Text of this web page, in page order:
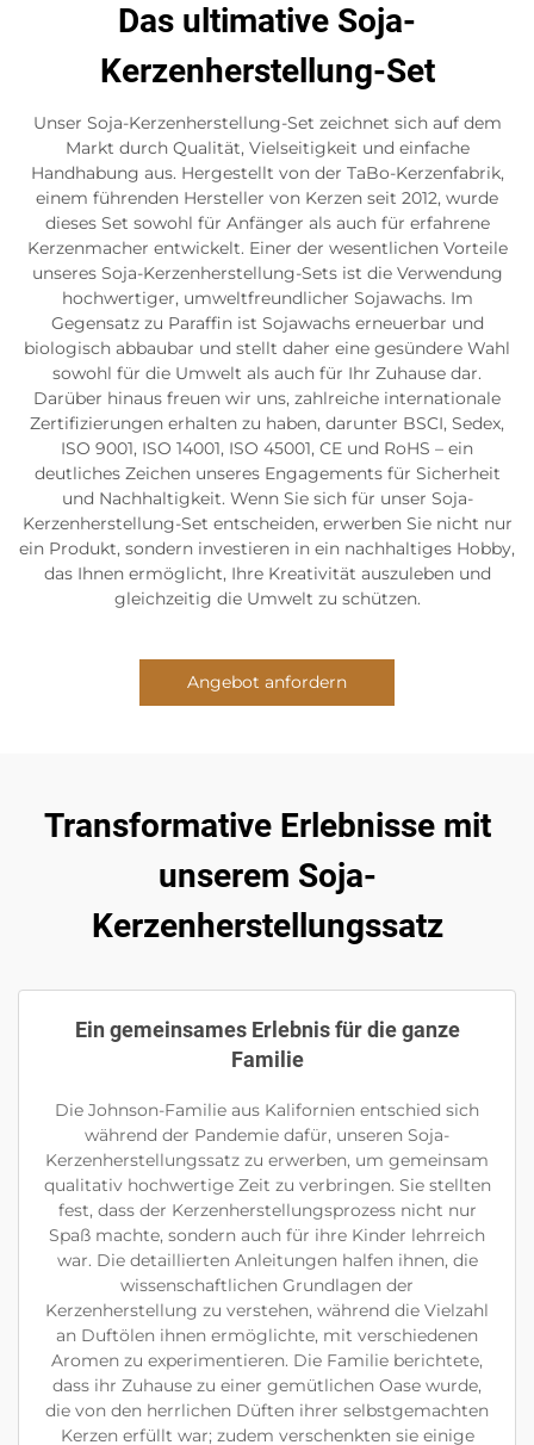
Das ultimative Soja-
Kerzenherstellung-Set
Unser Soja-Kerzenherstellung-Set zeichnet sich auf dem
Markt durch Qualität, Vielseitigkeit und einfache
Handhabung aus. Hergestellt von der TaBo-Kerzenfabrik,
einem führenden Hersteller von Kerzen seit 2012, wurde
dieses Set sowohl für Anfänger als auch für erfahrene
Kerzenmacher entwickelt. Einer der wesentlichen Vorteile
unseres Soja-Kerzenherstellung-Sets ist die Verwendung
hochwertiger, umweltfreundlicher Sojawachs. Im
Gegensatz zu Paraffin ist Sojawachs erneuerbar und
biologisch abbaubar und stellt daher eine gesündere Wahl
sowohl für die Umwelt als auch für Ihr Zuhause dar.
Darüber hinaus freuen wir uns, zahlreiche internationale
Zertifizierungen erhalten zu haben, darunter BSCI, Sedex,
ISO 9001, ISO 14001, ISO 45001, CE und RoHS – ein
deutliches Zeichen unseres Engagements für Sicherheit
und Nachhaltigkeit. Wenn Sie sich für unser Soja-
Kerzenherstellung-Set entscheiden, erwerben Sie nicht nur
ein Produkt, sondern investieren in ein nachhaltiges Hobby,
das Ihnen ermöglicht, Ihre Kreativität auszuleben und
gleichzeitig die Umwelt zu schützen.
Angebot anfordern
Transformative Erlebnisse mit
unserem Soja-
Kerzenherstellungssatz
Ein gemeinsames Erlebnis für die ganze
Familie
Die Johnson-Familie aus Kalifornien entschied sich
während der Pandemie dafür, unseren Soja-
Kerzenherstellungssatz zu erwerben, um gemeinsam
qualitativ hochwertige Zeit zu verbringen. Sie stellten
fest, dass der Kerzenherstellungsprozess nicht nur
Spaß machte, sondern auch für ihre Kinder lehrreich
war. Die detaillierten Anleitungen halfen ihnen, die
wissenschaftlichen Grundlagen der
Kerzenherstellung zu verstehen, während die Vielzahl
an Duftölen ihnen ermöglichte, mit verschiedenen
Aromen zu experimentieren. Die Familie berichtete,
dass ihr Zuhause zu einer gemütlichen Oase wurde,
die von den herrlichen Düften ihrer selbstgemachten
Kerzen erfüllt war; zudem verschenkten sie einige